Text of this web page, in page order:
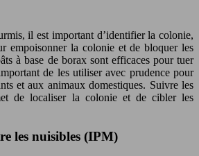
il est important d’identifier la colonie,
empoisonner la colonie et de bloquer les
à base de borax sont efficaces pour tuer
de les utiliser avec prudence pour
et aux animaux domestiques. Suivre les
de localiser la colonie et de cibler les
les nuisibles (IPM)